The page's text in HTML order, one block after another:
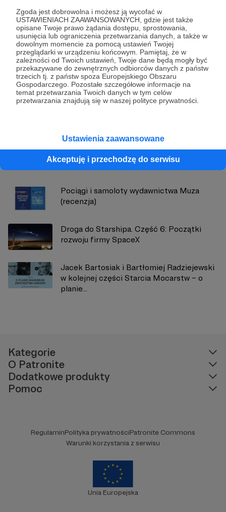
Zgoda jest dobrowolna i możesz ją wycofać w
USTAWIENIACH ZAAWANSOWANYCH, gdzie jest także
opisane Twoje prawo żądania dostępu, sprostowania,
usunięcia lub ograniczenia przetwarzania danych, a także w
dowolnym momencie za pomocą ustawień Twojej
przeglądarki w urządzeniu końcowym. Pamiętaj, że w
zależności od Twoich ustawień, Twoje dane będą mogły być
przekazywane do zewnętrznych odbiorców danych z państw
trzecich tj. z państw spoza Europejskiego Obszaru
Gospodarczego. Pozostałe szczegółowe informacje na
temat przetwarzania Twoich danych w tym celów
przetwarzania znajdują się w naszej polityce prywatności.
Ustawienia zaawansowane
Akceptuję i przechodzę do serwisu
Udostępnij
Strategy&Future
Zobacz również
Pociągi i samoloty wydawnictwa Muza
(recenzja)
Droga do Starshipa. Część 6: Początki
rozwoju firmy SpaceX
Jacek Bartosiak i Bartłomiej Radziejewski
w kolejnej części Starcia Mocarstw – o
planie...
Kategorie
O Patronite
Dodatkowe produkty
Pomoc
RegulaminPolityka prywatnościPatronite Commons
Warunki korzystania z serwisu
Unia Europejska